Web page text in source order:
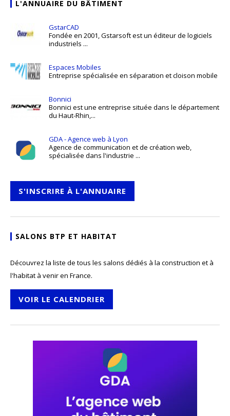
L'ANNUAIRE DU BÂTIMENT
GstarCAD
Fondée en 2001, Gstarsoft est un éditeur de logiciels
industriels ...
Espaces Mobiles
Entreprise spécialisée en séparation et cloison mobile
Bonnici
Bonnici est une entreprise située dans le département
du Haut-Rhin,...
GDA - Agence web à Lyon
Agence de communication et de création web,
spécialisée dans l'industrie ...
S'INSCRIRE À L'ANNUAIRE
SALONS BTP ET HABITAT
Découvrez la liste de tous les salons dédiés à la construction et à
l'habitat à venir en France.
VOIR LE CALENDRIER